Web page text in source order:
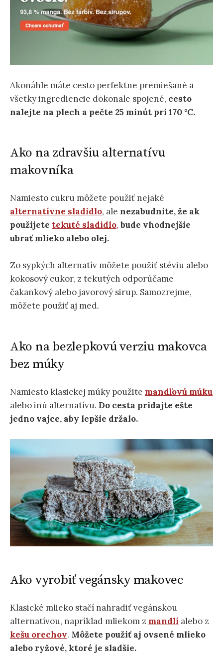
Akonáhle máte cesto perfektne premiešané a
všetky ingrediencie dokonale spojené, cesto
nalejte na plech a pečte 25 minút pri 170 °C.
Ako na zdravšiu alternatívu
makovníka
Namiesto cukru môžete použiť nejaké
alternatívne sladidlo, ale nezabudnite, že ak
použijete tekuté sladidlo, bude vhodnejšie
ubrať mlieko alebo olej.
Zo sypkých alternatív môžete použiť stéviu alebo
kokosový cukor, z tekutých odporúčame
čakankový alebo javorový sirup. Samozrejme,
môžete použiť aj med.
Ako na bezlepkovú verziu makovca
bez múky
Namiesto klasickej múky použite mandľovú múku
alebo inú alternatívu. Do cesta pridajte ešte
jedno vajce, aby lepšie držalo.
Ako vyrobiť vegánsky makovec
Klasické mlieko stačí nahradiť vegánskou
alternatívou, napríklad mliekom z mandlí alebo z
kešu orechov. Môžete použiť aj ovsené mlieko
alebo ryžové, ktoré je sladšie.